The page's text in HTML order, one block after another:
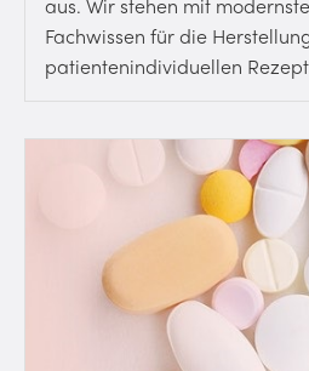
Fachwissen für die
patientenindividuellen